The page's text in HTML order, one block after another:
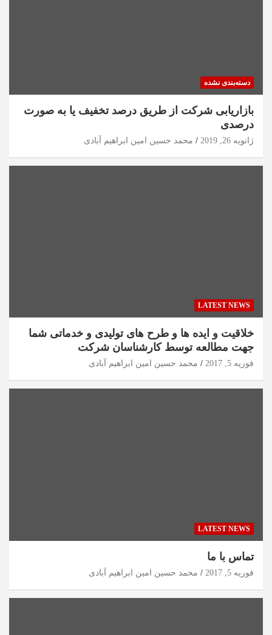
دسته‌بندی نشده
بازاریابی شرکت از طریق درصد تخفیف یا به صورت
درصدی
ژانویه 26, 2019 محمد حسین امین ابراهیم آبادی
LATEST NEWS
خلاقیت و ایده ها و طرح های تولیدی و خدماتی شما
جهت مطالعه توسط کارشناسان شرکت
فوریه 5, 2017 محمد حسین امین ابراهیم آبادی
LATEST NEWS
تماس با ما
فوریه 5, 2017 محمد حسین امین ابراهیم آبادی